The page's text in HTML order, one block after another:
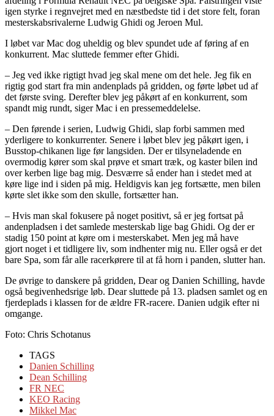
igen styrke i regnvejret med en næstbedste tid i det store felt, foran
mesterskabsrivalerne Ludwig Ghidi og Jeroen Mul.
I løbet var Mac dog uheldig og blev spundet ude af føring af en
konkurrent. Mac sluttede femmer efter Ghidi.
– Jeg ved ikke rigtigt hvad jeg skal mene om det hele. Jeg fik en
rigtig god start fra min andenplads på gridden, og førte løbet ud af
det første sving. Derefter blev jeg påkørt af en konkurrent, som
spandt mig rundt, siger Mac i en pressemeddelelse.
– Den førende i serien, Ludwig Ghidi, slap forbi sammen med
yderligere to konkurrenter. Senere i løbet blev jeg påkørt igen, i
Busstop-chikanen lige før langsiden. Der er tilsyneladende en
overmodig kører som skal prøve et smart træk, og kaster bilen ind
over kerben lige bag mig. Desværre så ender han i stedet med at
køre lige ind i siden på mig. Heldigvis kan jeg fortsætte, men bilen
kørte slet ikke som den skulle, fortsætter han.
– Hvis man skal fokusere på noget positivt, så er jeg fortsat på
andenpladsen i det samlede mesterskab lige bag Ghidi. Og der er
stadig 150 point at køre om i mesterskabet. Men jeg må have
gjort noget i et tidligere liv, som indhenter mig nu. Eller også er det
bare Spa, som får alle racerkørere til at få horn i panden, slutter han.
De øvrige to danskere på gridden, Dear og Danien Schilling, havde
også begivenhedsrige løb. Dear sluttede på 13. pladsen samlet og en
fjerdeplads i klassen for de ældre FR-racere. Danien udgik efter ni
omgange.
Foto: Chris Schotanus
TAGS
Danien Schilling
Dean Schilling
FR NEC
KEO Racing
Mikkel Mac